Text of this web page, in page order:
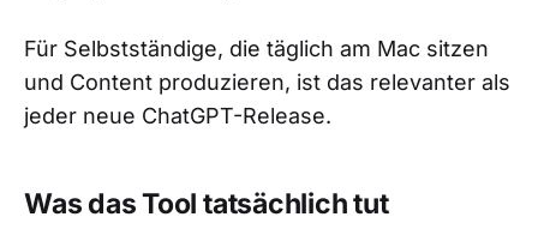
Für Selbstständige, die täglich am Mac sitzen
und Content produzieren, ist das relevanter als
jeder neue ChatGPT-Release.
Was das Tool tatsächlich tut